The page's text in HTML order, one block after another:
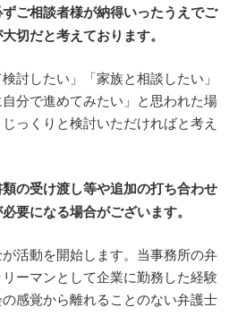
ずご相談者様が納得いったうえでご
切だと考えております。
討したい」「家族と相談したい」
自分で進めてみたい」と思われた場
っくりと検討いただければと考え
の受け渡し等や追加の打ち合わせ
要になる場合がございます。
活動を開始します。当事務所の弁
ーマンとして企業に勤務した経験
感覚から離れることのない弁護士